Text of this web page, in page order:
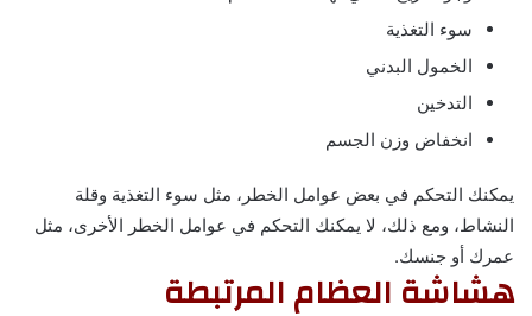
سوء التغذية
الخمول البدني
التدخين
انخفاض وزن الجسم
يمكنك التحكم في بعض عوامل الخطر، مثل سوء التغذية وقلة
النشاط، ومع ذلك، لا يمكنك التحكم في عوامل الخطر الأخرى، مثل
عمرك أو جنسك.
هشاشة العظام المرتبطة